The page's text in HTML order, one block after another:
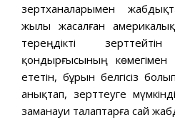
зертханаларымен
жылы жасалған
тереңдікті
қондырғысының көмегімен
ететін, бұрын белгісіз
анықтап, зерттеуге
заманауи талаптарға сай